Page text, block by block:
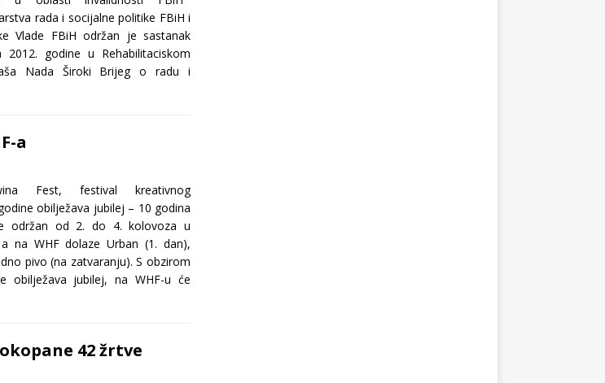
rada i socijalne politike FBiH i
Vlade FBiH održan je sastanak
godine u Rehabilitaciskom
Nada Široki Brijeg o radu i
a
Fest, festival kreativnog
obilježava jubilej – 10 godina
održan od 2. do 4. kolovoza u
na WHF dolaze Urban (1. dan),
pivo (na zatvaranju). S obzirom
obilježava jubilej, na WHF-u će
42 žrtve